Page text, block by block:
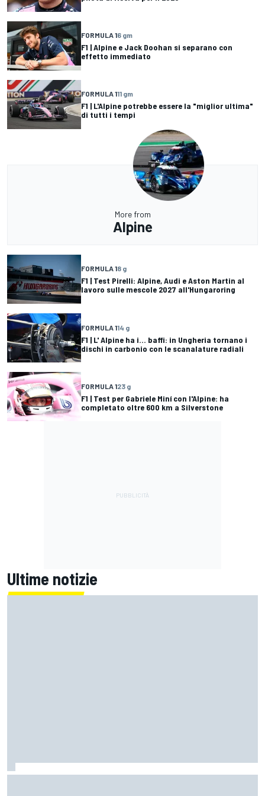
FORMULA 16 gm
F1 | Alpine e Jack Doohan si separano con
effetto immediato
FORMULA 111 gm
F1 | L'Alpine potrebbe essere la "miglior ultima"
di tutti i tempi
More from
Alpine
FORMULA 18 g
F1 | Test Pirelli: Alpine, Audi e Aston Martin al
lavoro sulle mescole 2027 all'Hungaroring
FORMULA 114 g
F1 | L' Alpine ha i... baffi: in Ungheria tornano i
dischi in carbonio con le scanalature radiali
FORMULA 123 g
F1 | Test per Gabriele Miní con l'Alpine: ha
completato oltre 600 km a Silverstone
Ultime notizie